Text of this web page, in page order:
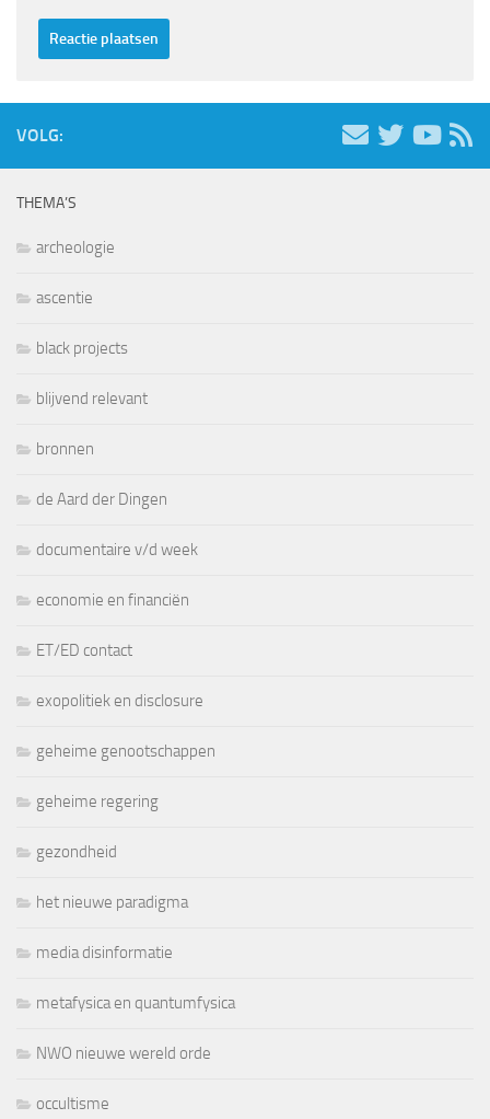
VOLG:
THEMA’S
archeologie
ascentie
black projects
blijvend relevant
bronnen
de Aard der Dingen
documentaire v/d week
economie en financiën
ET/ED contact
exopolitiek en disclosure
geheime genootschappen
geheime regering
gezondheid
het nieuwe paradigma
media disinformatie
metafysica en quantumfysica
NWO nieuwe wereld orde
occultisme